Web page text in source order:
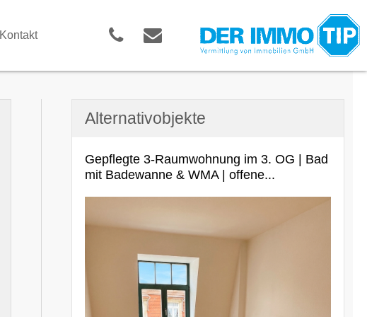
Kontakt
Alternativobjekte
Gepflegte 3-Raumwohnung im 3. OG | Bad
mit Badewanne & WMA | offene...